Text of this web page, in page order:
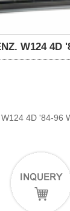
W124 4D
4D '84-96